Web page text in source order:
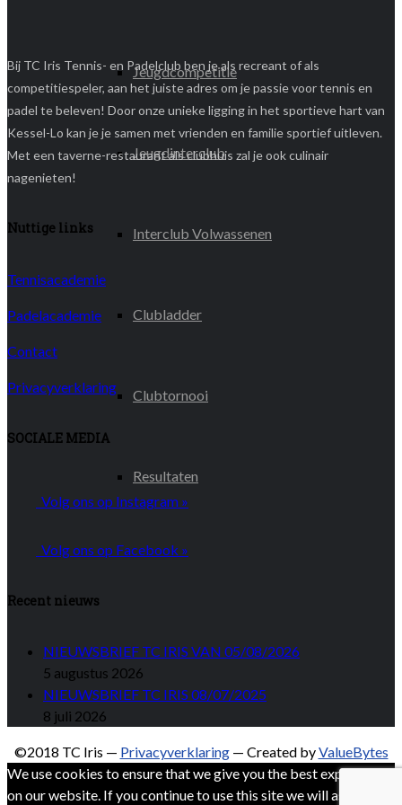
Jeugdcompetitie
Jeugdinterclub
Interclub Volwassenen
Clubladder
Clubtornooi
Resultaten
Bij TC Iris Tennis- en Padelclub ben je als recreant of als
competitiespeler, aan het juiste adres om je passie voor tennis en
padel te beleven! Door onze unieke ligging in het sportieve hart van
Kessel-Lo kan je je samen met vrienden en familie sportief uitleven.
Met een taverne-restaurant als clubhuis zal je ook culinair
nagenieten!
Nuttige links
Tennisacademie
Padelacademie
Contact
Privacyverklaring
SOCIALE MEDIA
Volg ons op Instagram »
Volg ons op Facebook »
Recent nieuws
NIEUWSBRIEF TC IRIS VAN 05/08/2026
5 augustus 2026
NIEUWSBRIEF TC IRIS 08/07/2025
8 juli 2026
©2018 TC Iris — Privacyverklaring— Created byValueBytes
We use cookies to ensure that we give you the best experience
on our website. If you continue to use this site we will assume